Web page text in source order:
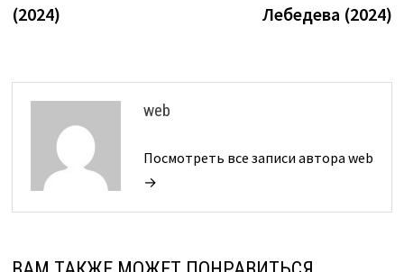
(2024)
Лебедева (2024)
web
Посмотреть все записи автора web
→